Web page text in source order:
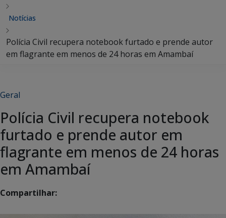
Notícias
Polícia Civil recupera notebook furtado e prende autor
em flagrante em menos de 24 horas em Amambaí
Geral
Polícia Civil recupera notebook
furtado e prende autor em
flagrante em menos de 24 horas
em Amambaí
Compartilhar: